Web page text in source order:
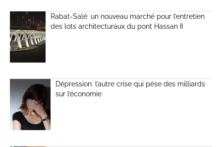
Rabat-Salé: un nouveau marché pour l’entretien
des lots architecturaux du pont Hassan II
Dépression: l’autre crise qui pèse des milliards
sur l’économie